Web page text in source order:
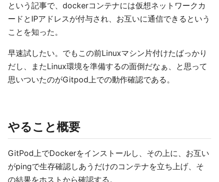
という記事で、dockerコンテナには仮想ネットワークカ
ードとIPアドレスが付与され、お互いに通信できるという
ことを知った。
早速試したい。でもこの前Linuxマシン片付けたばっかり
だし、またLinux環境を準備するの面倒だなぁ、と思って
思いついたのがGitpod上での動作確認である。
やること概要
GitPod上でDockerをインストールし、その上に、お互い
がpingで生存確認しあうだけのコンテナを立ち上げ、そ
の結果をホストから確認する。